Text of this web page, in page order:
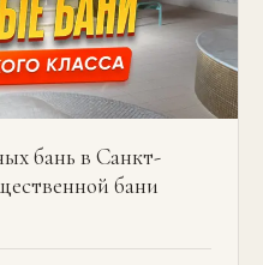
бань в Санкт-
бани